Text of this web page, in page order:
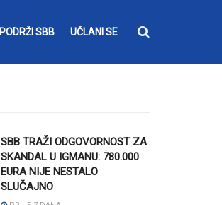
PODRŽI SBB UČLANI SE
SBB TRAŽI ODGOVORNOST ZA
SKANDAL U IGMANU: 780.000
EURA NIJE NESTALO
SLUČAJNO